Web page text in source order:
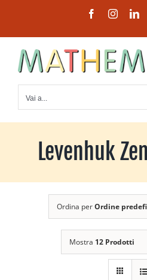
contenuto
Facebook
Vai a...
Levenhuk
Ordina perOrdine
Mostra 12 Prodotti